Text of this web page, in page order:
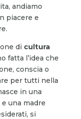
andiamo
piacere e
di cultura
fatta l’idea che
conscia o
per tutti nella
in una
una madre
si